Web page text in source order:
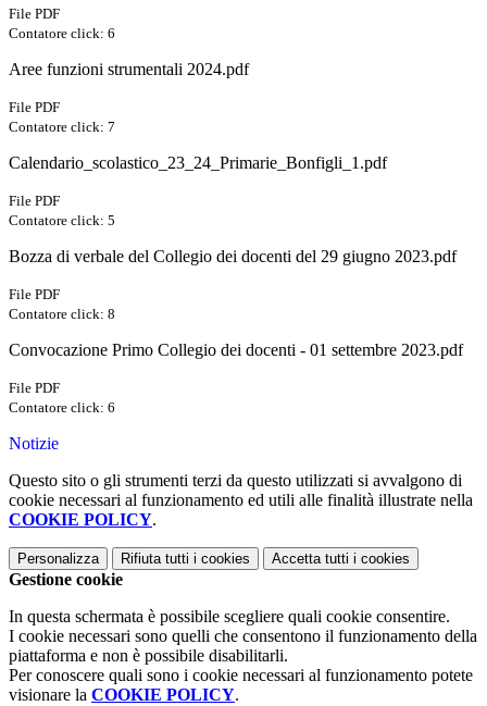
File PDF
Contatore click: 6
Aree funzioni strumentali 2024.pdf
File PDF
Contatore click: 7
Calendario_scolastico_23_24_Primarie_Bonfigli_1.pdf
File PDF
Contatore click: 5
Bozza di verbale del Collegio dei docenti del 29 giugno 2023.pdf
File PDF
Contatore click: 8
Convocazione Primo Collegio dei docenti - 01 settembre 2023.pdf
File PDF
Contatore click: 6
Notizie
Questo sito o gli strumenti terzi da questo utilizzati si avvalgono di
cookie necessari al funzionamento ed utili alle finalità illustrate nella
COOKIE POLICY.
Personalizza Rifiuta tutti i cookies Accetta tutti i cookies
Gestione cookie
In questa schermata è possibile scegliere quali cookie consentire.
I cookie necessari sono quelli che consentono il funzionamento della
piattaforma e non è possibile disabilitarli.
Per conoscere quali sono i cookie necessari al funzionamento potete
visionare la COOKIE POLICY.